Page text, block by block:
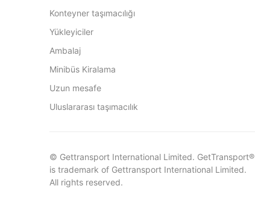
Konteyner taşımacılığı
Yükleyiciler
Ambalaj
Minibüs Kiralama
Uzun mesafe
Uluslararası taşımacılık
© Gettransport International Limited. GetTransport®
is trademark of Gettransport International Limited.
All rights reserved.